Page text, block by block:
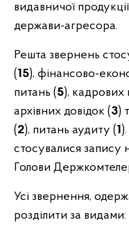
видавничої
держави-агресора.
Решта звернень
(15), фінансово-
питань (5), кадрових
архівних довідок (3)
(2), питань аудиту (1
стосувалися
Голови
Усі звернення,
розділити за видами: